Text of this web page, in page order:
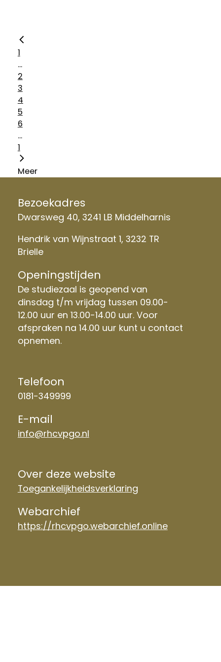
1
...
2
3
4
5
6
...
1
Meer
Bezoekadres
Dwarsweg 40, 3241 LB Middelharnis
Hendrik van Wijnstraat 1, 3232 TR
Brielle
Openingstijden
De studiezaal is geopend van
dinsdag t/m vrijdag tussen 09.00-
12.00 uur en 13.00-14.00 uur. Voor
afspraken na 14.00 uur kunt u contact
opnemen.
Telefoon
0181-349999
E-mail
info@rhcvpgo.nl
Over deze website
Toegankelijkheidsverklaring
Webarchief
https://rhcvpgo.webarchief.online